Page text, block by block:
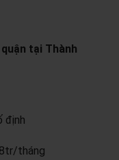
tại Thành
định
tháng